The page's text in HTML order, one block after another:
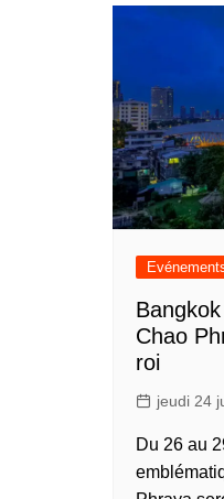
Chao
roi
jeudi 24
Du 26 au